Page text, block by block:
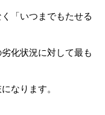
「いつまでもたせる
化状況に対して最も
なります。